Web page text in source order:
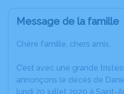
Message de la famille
Chère famille, chers amis,
C’est avec une grande
annonçons le décès de
lundi 20 juillet 2020 à Saint-